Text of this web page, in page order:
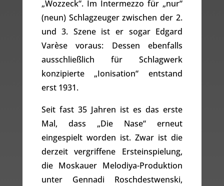
„Wozzeck“. Im Intermezzo für „nur“
(neun) Schlagzeuger zwischen der 2.
und 3. Szene ist er sogar Edgard
Varèse voraus: Dessen ebenfalls
ausschließlich für Schlagwerk
konzipierte „Ionisation“ entstand
erst 1931.
Seit fast 35 Jahren ist es das erste
Mal, dass „Die Nase“ erneut
eingespielt worden ist. Zwar ist die
derzeit vergriffene Ersteinspielung,
die Moskauer Melodiya-Produktion
unter Gennadi Roschdestwenski,